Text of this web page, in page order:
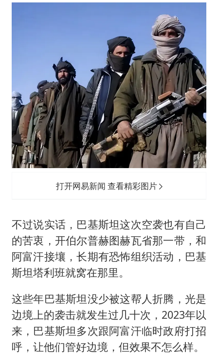
打开网易新闻 查看精彩图片
不过说实话，巴基斯坦这次空袭也有自己
的苦衷，开伯尔普赫图赫瓦省那一带，和
阿富汗接壤，长期有恐怖组织活动，巴基
斯坦塔利班就窝在那里。
这些年巴基斯坦没少被这帮人折腾，光是
边境上的袭击就发生过几十次，2023年以
来，巴基斯坦多次跟阿富汗临时政府打招
呼，让他们管好边境，但效果不怎么样。